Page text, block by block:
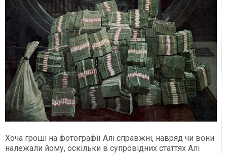
Хоча гроші на фотографії Алі справжні, навряд чи вони
належали йому, оскільки в супровідних статтях Алі